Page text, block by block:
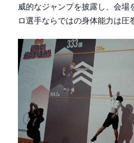
威的なジャンプを披露し、会場
ロ選手ならではの身体能力は圧